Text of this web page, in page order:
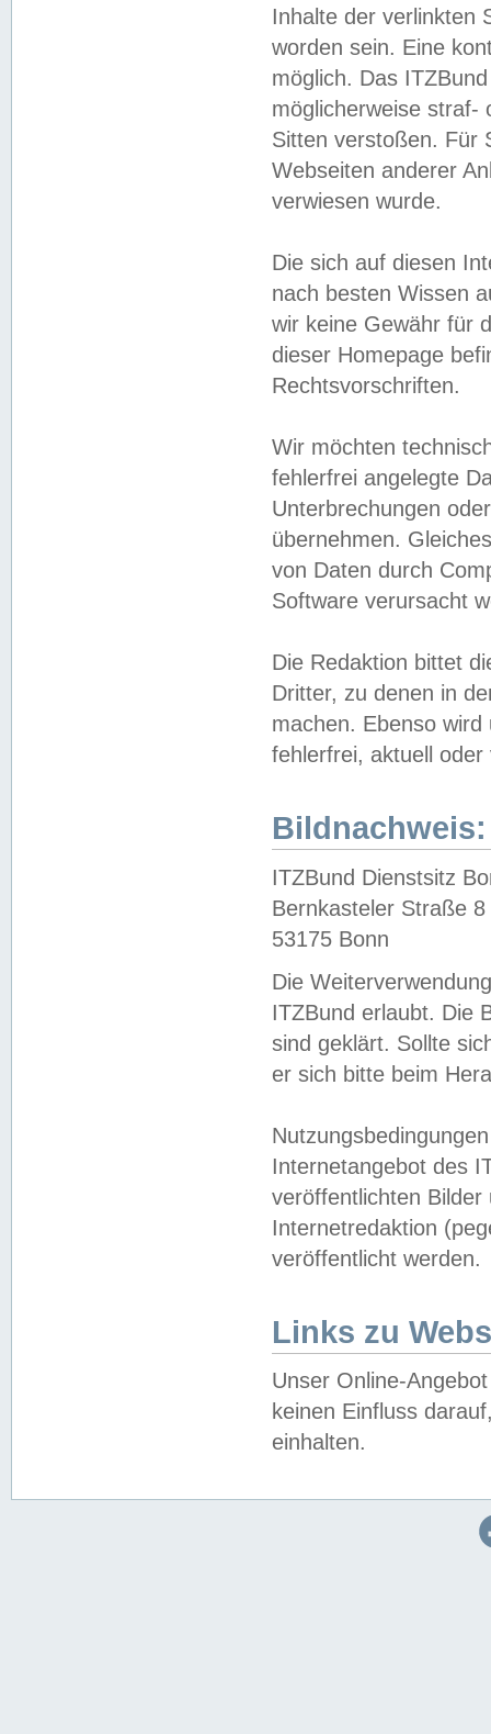
Inhalte der verlinkten
worden sein. Eine
möglich. Das
möglicherweise straf-
Sitten verstoßen. Für
Webseiten anderer
verwiesen wurde.
Die sich auf diesen
nach besten Wissen
wir keine Gewähr für
dieser Homepage
Rechtsvorschriften.
Wir möchten
fehlerfrei angelegte
Unterbrechungen
übernehmen.
von Daten durch
Software verursacht
Die Redaktion bittet
Dritter, zu denen in
machen. Ebenso
fehlerfrei, aktuell oder
Bildnachweis:
ITZBund Dienstsitz
Bernkasteler Straße 8
53175 Bonn
Die
ITZBund erlaubt. Die
sind geklärt. Sollte
er sich bitte beim
Internetangebot des
veröffentlichten
Internetredaktion
veröffentlicht werden.
Links zu
Unser Online-
keinen Einfluss
einhalten.